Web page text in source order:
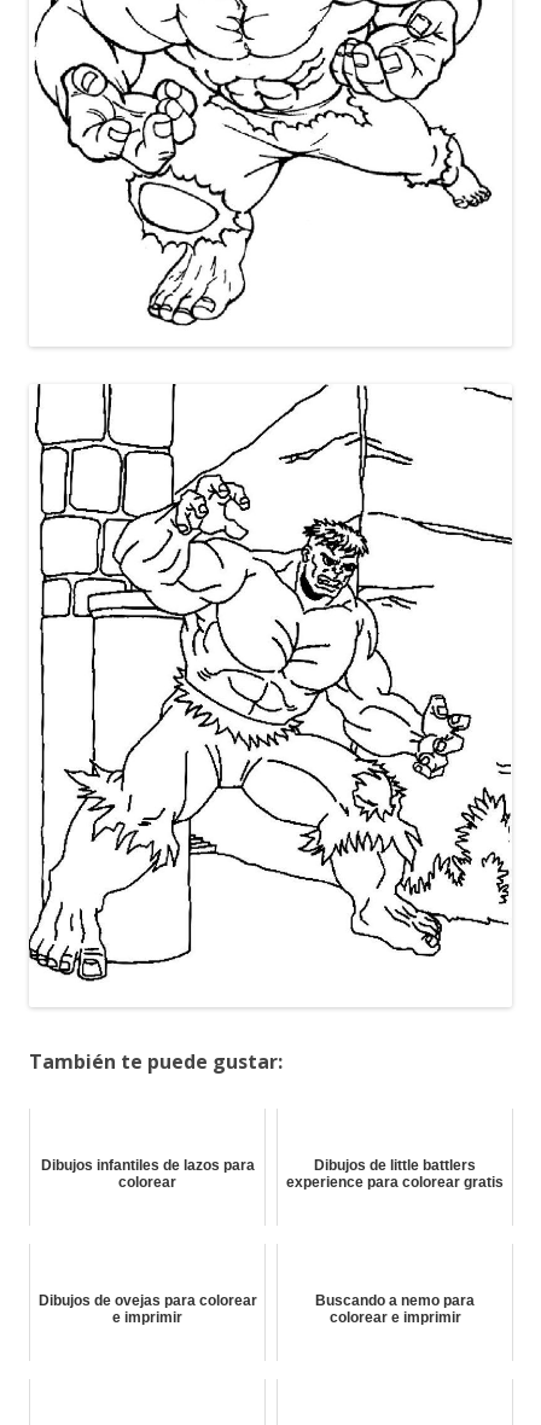
También te puede gustar:
Dibujos infantiles de lazos para
colorear
Dibujos de little battlers
experience para colorear gratis
Dibujos de ovejas para colorear
e imprimir
Buscando a nemo para
colorear e imprimir